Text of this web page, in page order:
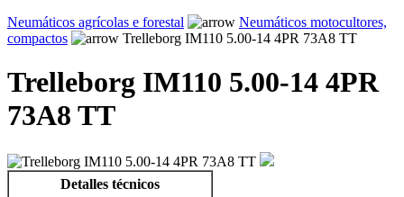
Neumáticos agrícolas e forestal
Neumáticos motocultores,
compactos
Trelleborg IM110 5.00-14 4PR 73A8 TT
Trelleborg IM110 5.00-14 4PR
73A8 TT
Detalles técnicos